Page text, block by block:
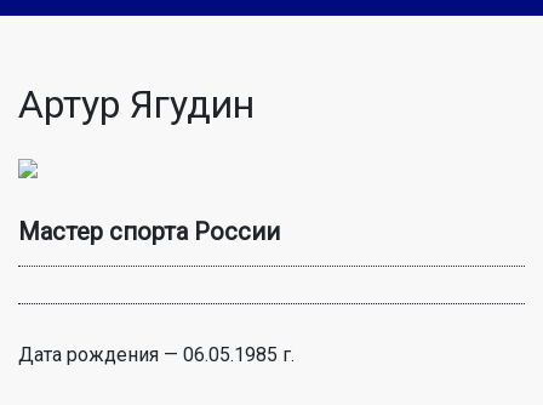
Артур Ягудин
Мастер спорта России
Дата рождения — 06.05.1985 г.